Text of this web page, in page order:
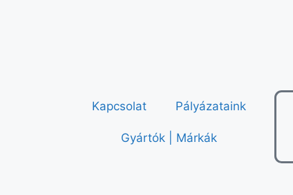
Kapcsolat Pályázataink
Gyártók | Márkák